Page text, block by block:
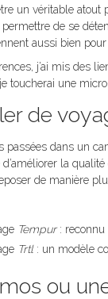
un véritable
de se
aussi bien
j’ai mis des
toucherai une
de
passées dans un
la
de manière
Tempur: reconnu
Trtl: un modèle
ou